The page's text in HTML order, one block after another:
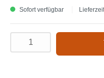
Sofort verfügbar